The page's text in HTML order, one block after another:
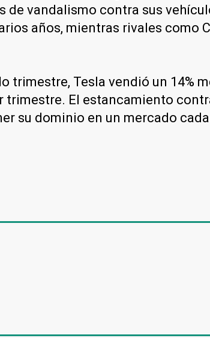
vandalismo contra sus
años, mientras rivales como
trimestre, Tesla vendió un 14%
El estancamiento
su dominio en un mercado